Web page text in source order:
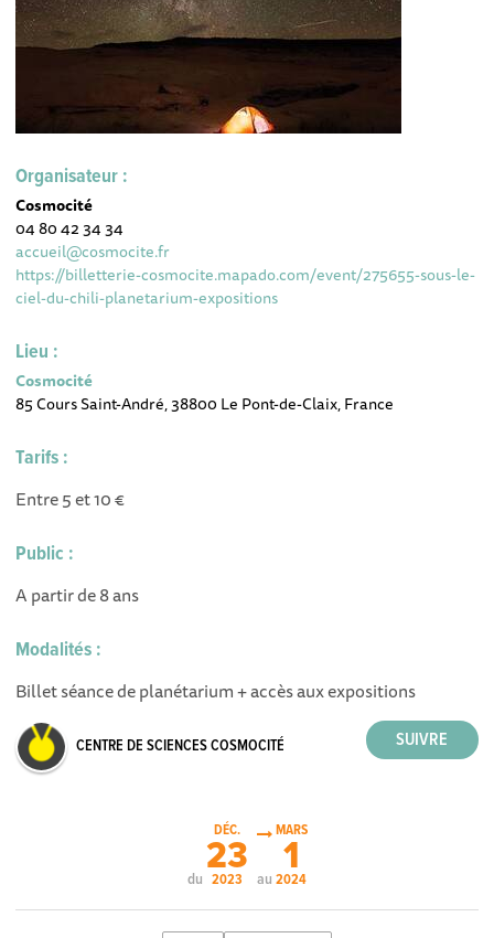
Organisateur :
Cosmocité
04 80 42 34 34
accueil@cosmocite.fr
https://billetterie-cosmocite.mapado.com/event/275655-sous-le-
ciel-du-chili-planetarium-expositions
Lieu :
Cosmocité
85 Cours Saint-André, 38800 Le Pont-de-Claix, France
Tarifs :
Entre 5 et 10 €
Public :
A partir de 8 ans
Modalités :
Billet séance de planétarium + accès aux expositions
CENTRE DE SCIENCES COSMOCITÉ
du
DÉC.
23
2023 au
MARS
1
2024